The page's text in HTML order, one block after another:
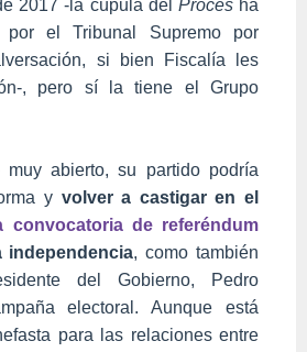
2017 -la cúpula del Procésha
por el Tribunal Supremo por
si bien Fiscalía les
, pero sí la tiene el Grupo
muy abierto, su partido podría
y volver a castigar en el
convocatoria de referéndum
independencia, como también
del Gobierno, Pedro
electoral. Aunque está
para las relaciones entre